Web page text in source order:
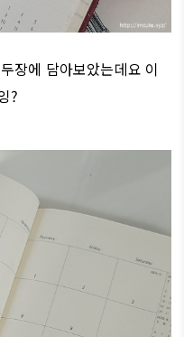
장에 담아보았는데요 이
?